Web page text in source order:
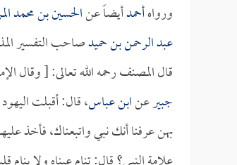
ورواهأحمدأيضاً عنالحسين بن محمد
عبد الرحمن بن حميدصاحب التفسير
قال المصنف رحمه الله تعالى: [ وقال
جبيرعنابن عباس، قال: أقبلت
بهن عرفنا أنك نبي واتبعناك، فأخذ